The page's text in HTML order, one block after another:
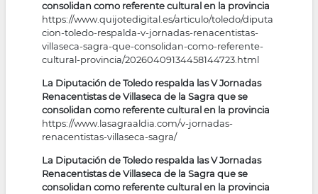
consolidan como referente cultural en la provincia
https://www.quijotedigital.es/articulo/toledo/diputa
cion-toledo-respalda-v-jornadas-renacentistas-
villaseca-sagra-que-consolidan-como-referente-
cultural-provincia/20260409134458144723.html
La Diputación de Toledo respalda las V Jornadas
Renacentistas de Villaseca de la Sagra que se
consolidan como referente cultural en la provincia
https://www.lasagraaldia.com/v-jornadas-
renacentistas-villaseca-sagra/
La Diputación de Toledo respalda las V Jornadas
Renacentistas de Villaseca de la Sagra que se
consolidan como referente cultural en la provincia